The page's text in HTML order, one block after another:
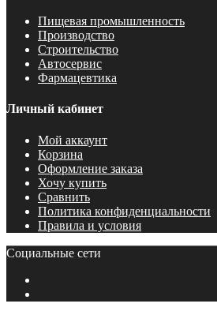
Пищевая промышленность
Производство
Строительство
Автосервис
Фармацевтика
Личный кабинет
Мой аккаунт
Корзина
Оформление заказа
Хочу купить
Сравнить
Политика конфиденциальности
Правила и условия
Социальные сети